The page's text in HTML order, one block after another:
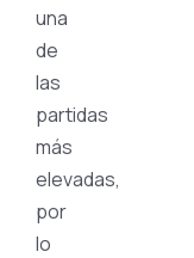
una
de
las
partidas
más
elevadas,
por
lo